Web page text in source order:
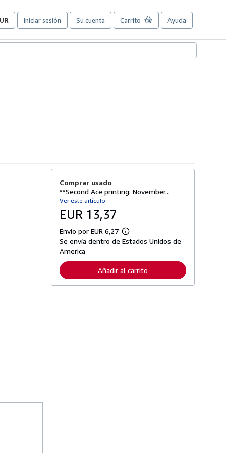
Iniciar sesión Su cuenta Carrito Ayuda
Comprar usado
**Second Ace printing: November...
Ver este artículo
EUR 13,37
Envío por EUR 6,27
M
á
f
o
r
Se envía dentro de Estados Unidos de
America
Añadir al carrito